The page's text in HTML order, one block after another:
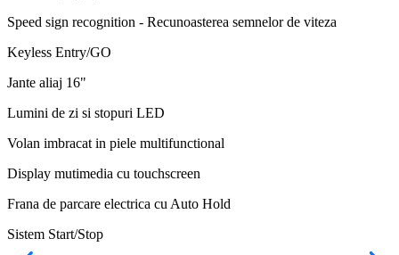
Speed sign recognition - Recunoasterea semnelor de viteza
Keyless Entry/GO
Jante aliaj 16"
Lumini de zi si stopuri LED
Volan imbracat in piele multifunctional
Display mutimedia cu touchscreen
Frana de parcare electrica cu Auto Hold
Sistem Start/Stop